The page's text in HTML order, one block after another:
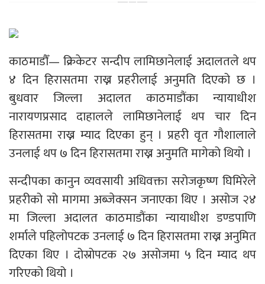
काठमाडौँ— क्रिकेटर सन्दीप लामिछानेलाई अदालतले थप
४ दिन हिरासतमा राख्न प्रहरीलाई अनुमति दिएको छ ।
बुधवार जिल्ला अदालत काठमाडौंका न्यायाधीश
नारायणप्रसाद दाहालले लामिछानेलाई थप चार दिन
हिरासतमा राख्न म्याद दिएका हुन् । प्रहरी वृत गौशालाले
उनलाई थप ७ दिन हिरासतमा राख्न अनुमति मागेको थियो ।
सन्दीपका कानुन व्यवसायी अधिवक्ता सरोजकृष्ण घिमिरेले
प्रहरीको सो मागमा अब्जेक्सन जनाएका थिए । असोज २४
मा जिल्ला अदालत काठमाडौंका न्यायाधीश डण्डपाणि
शर्माले पहिलोपटक उनलाई ७ दिन हिरासतमा राख्न अनुमित
दिएका थिए । दोस्रोपटक २७ असोजमा ५ दिन म्याद थप
गरिएको थियो ।